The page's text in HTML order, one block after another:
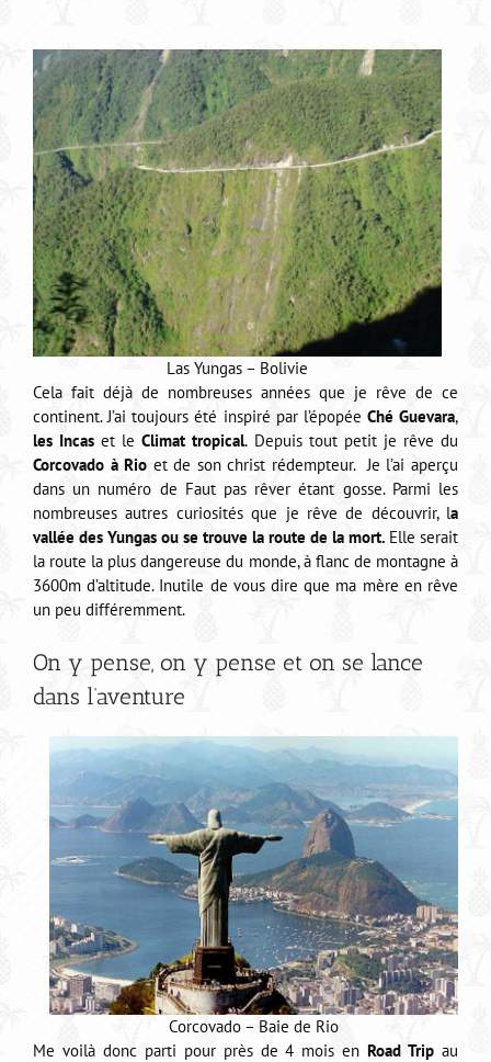
Las Yungas – Bolivie
Cela fait déjà de nombreuses années que je rêve de ce
continent. J’ai toujours été inspiré par l’épopée Ché Guevara,
les Incas et leClimat tropical. Depuis tout petit je rêve du
Corcovado à Rio et de son christ rédempteur. Je l’ai aperçu
dans un numéro de Faut pas rêver étant gosse. Parmi les
nombreuses autres curiosités que je rêve de découvrir, la
vallée des Yungas ou se trouve la route de la mort. Elle serait
la route la plus dangereuse du monde, à flanc de montagne à
3600m d’altitude. Inutile de vous dire que ma mère en rêve
un peu différemment.
On y pense, on y pense et on se lance
dans l’aventure
Corcovado – Baie de Rio
Me voilà donc parti pour près de 4 mois en Road Trip au